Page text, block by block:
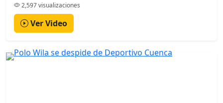
2,597 visualizaciones
Ver Video